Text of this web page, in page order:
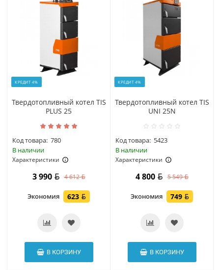
КРЕДИТ 4%
Твердотопливный котел TIS
PLUS 25
Код товара: 780
В наличии
Характеристики
3 990 4 612
Экономия 623
В КОРЗИНУ
КРЕДИТ 4%
Твердотопливный котел TIS
UNI 25N
Код товара: 5423
В наличии
Характеристики
4 800 5 549
Экономия 749
В КОРЗИНУ